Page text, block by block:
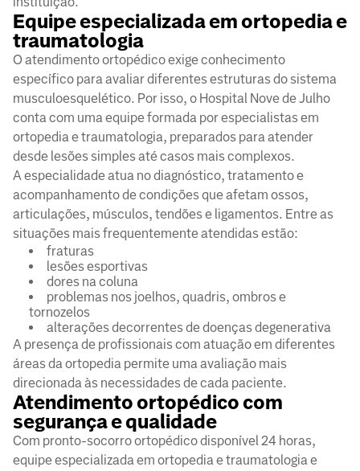
Equipe especializada em ortopedia e
traumatologia
O atendimento ortopédico exige conhecimento
específico para avaliar diferentes estruturas do sistema
musculoesquelético. Por isso, o Hospital Nove de Julho
conta com uma equipe formada por especialistas em
ortopedia e traumatologia, preparados para atender
desde lesões simples até casos mais complexos.
A especialidade atua no diagnóstico, tratamento e
acompanhamento de condições que afetam ossos,
articulações, músculos, tendões e ligamentos. Entre as
situações mais frequentemente atendidas estão:
fraturas
lesões esportivas
dores na coluna
problemas nos joelhos, quadris, ombros e
tornozelos
alterações decorrentes de doenças degenerativa
A presença de profissionais com atuação em diferentes
áreas da ortopedia permite uma avaliação mais
direcionada às necessidades de cada paciente.
Atendimento ortopédico com
segurança e qualidade
Com pronto-socorro ortopédico disponível 24 horas,
equipe especializada em ortopedia e traumatologia e